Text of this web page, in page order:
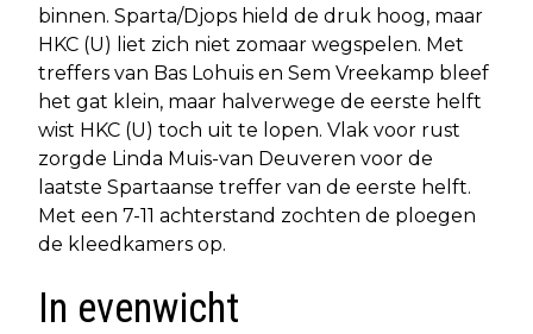
binnen. Sparta/Djops hield de druk hoog, maar
HKC (U) liet zich niet zomaar wegspelen. Met
treffers van Bas Lohuis en Sem Vreekamp bleef
het gat klein, maar halverwege de eerste helft
wist HKC (U) toch uit te lopen. Vlak voor rust
zorgde Linda Muis-van Deuveren voor de
laatste Spartaanse treffer van de eerste helft.
Met een 7-11 achterstand zochten de ploegen
de kleedkamers op.
In evenwicht